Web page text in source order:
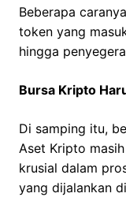
Beberapa
token yang
hingga
Bursa Kripto
Di samping itu,
Aset Kripto
krusial dalam
yang dijalankan